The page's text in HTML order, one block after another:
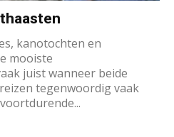
kanotochten en
mooiste
juist wanneer beide
tegenwoordig vaak